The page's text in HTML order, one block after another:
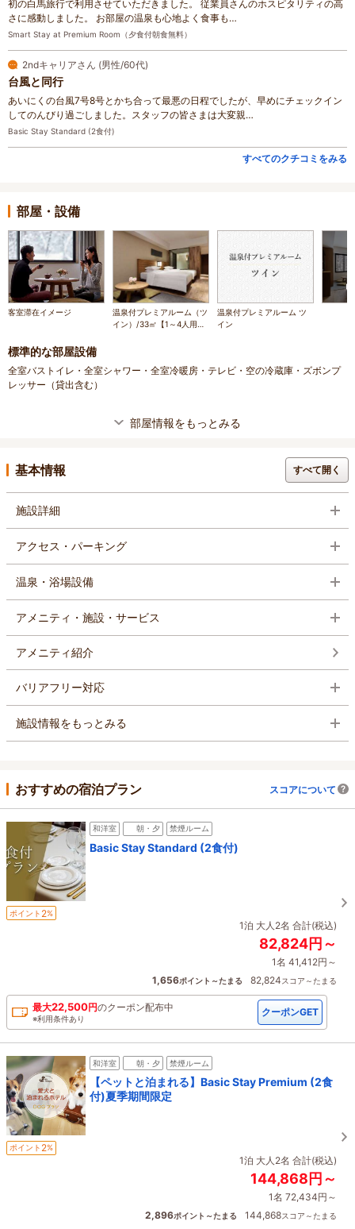
初の白馬旅行で利用させていただきました。 従業員さんのホスピタリティの高
さに感動しました。 お部屋の温泉も心地よく食事も…
Smart Stay at Premium Room（夕食付朝食無料）
2ndキャリアさん (男性/60代)
台風と同行
あいにくの台風7号8号とかち合って最悪の日程でしたが、早めにチェックイン
してのんびり過ごしました。スタッフの皆さまは大変親…
Basic Stay Standard (2食付)
すべてのクチコミをみる
部屋・設備
客室滞在イメージ
温泉付プレミアルーム（ツ
イン）/33㎡【1～4人用】
温泉付プレミアルーム ツ
イン
標準的な部屋設備
全室バストイレ・全室シャワー・全室冷暖房・テレビ・空の冷蔵庫・ズボンプ
レッサー（貸出含む）
部屋情報をもっとみる
基本情報 すべて開く
施設詳細
アクセス・パーキング
温泉・浴場設備
アメニティ・施設・サービス
アメニティ紹介
バリアフリー対応
施設情報をもっとみる
おすすめの宿泊プラン スコアについて
和洋室 朝・夕 禁煙ルーム
Basic Stay Standard (2食付)
ポイント 2%
1泊 大人2名 合計(税込)
82,824円～
1名 41,412円～
1,656ポイント～たまる 82,824スコア～たまる
最大22,500円のクーポン配布中
※利用条件あり
クーポンGET
和洋室 朝・夕 禁煙ルーム
【ペットと泊まれる】Basic Stay Premium (2食
付)夏季期間限定
ポイント 2%
1泊 大人2名 合計(税込)
144,868円～
1名 72,434円～
2,896ポイント～たまる 144,868スコア～たまる